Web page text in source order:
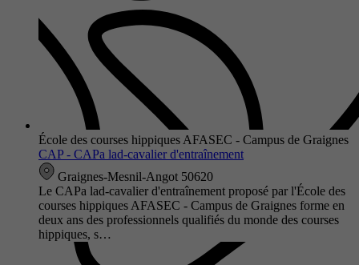
École des courses hippiques AFASEC - Campus de Graignes
CAP - CAPa lad-cavalier d'entraînement
Graignes-Mesnil-Angot 50620
Le CAPa lad-cavalier d'entraînement proposé par l'École des
courses hippiques AFASEC - Campus de Graignes forme en
deux ans des professionnels qualifiés du monde des courses
hippiques, s…